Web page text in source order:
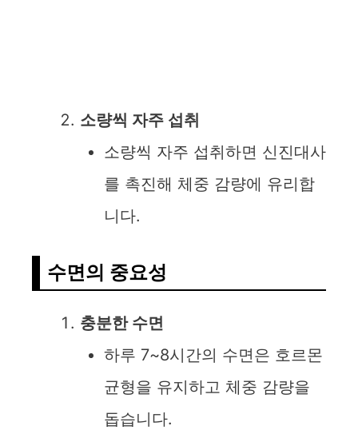
소량씩 자주 섭취
소량씩 자주 섭취하면 신진대사
를 촉진해 체중 감량에 유리합
니다.
수면의 중요성
충분한 수면
하루 7~8시간의 수면은 호르몬
균형을 유지하고 체중 감량을
돕습니다.